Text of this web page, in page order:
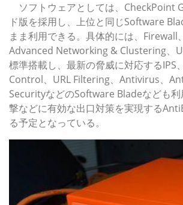
ソフトウェアとしては、CheckPoint
ド版を採用し、上位と同じSoftware
まま利用できる。具体的には、Firewall
Advanced Networking & Clustering、
標準搭載し、最新の脅威に対応するIPS
Control、URL Filtering、Antivirus、
SecurityなどのSoftware Bladeなども
撃などに有効な出口対策を実現する
る予定となっている。